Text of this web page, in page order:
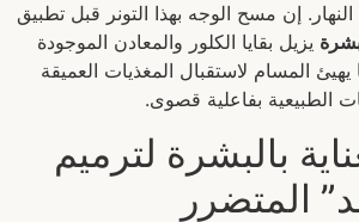
النهار. إن مسح الوجه بهذا التونر قبل تطبيق
يزيل بقايا الكلور والمعادن الموجودة
المسام لاستقبال المغذيات العميقة
الطبيعية بفاعلية قصوى.
بالبشرة لترميم
المتضرر